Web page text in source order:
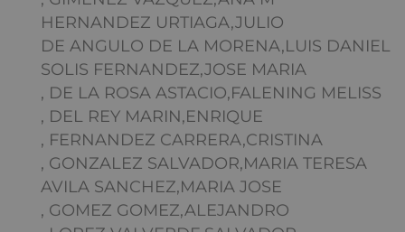
HERNANDEZ URTIAGA,JULIO
DE ANGULO DE LA MORENA,LUIS DANIEL
SOLIS FERNANDEZ,JOSE MARIA
, DE LA ROSA ASTACIO,FALENING MELISS
, DEL REY MARIN,ENRIQUE
, FERNANDEZ CARRERA,CRISTINA
, GONZALEZ SALVADOR,MARIA TERESA
AVILA SANCHEZ,MARIA JOSE
, GOMEZ GOMEZ,ALEJANDRO